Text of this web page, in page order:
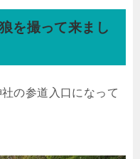
を撮って来まし
の参道入口になって